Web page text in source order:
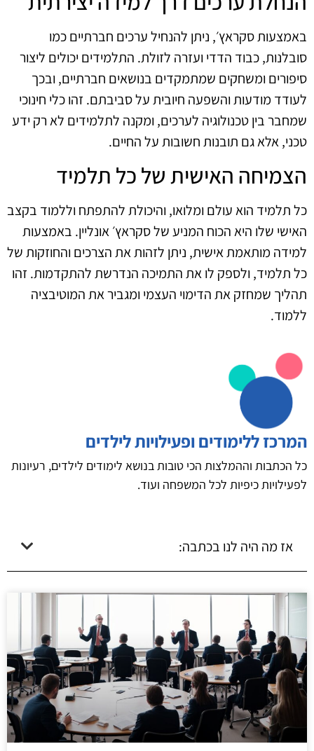
באמצעות סקראץ׳, ניתן להנחיל ערכים חברתיים כמו
סובלנות, כבוד הדדי ועזרה לזולת. התלמידים יכולים ליצור
סיפורים ומשחקים שמתמקדים בנושאים חברתיים, ובכך
לעודד מודעות והשפעה חיובית על סביבתם. זהו כלי חינוכי
שמחבר בין טכנולוגיה לערכים, ומקנה לתלמידים לא רק ידע
טכני, אלא גם תובנות חשובות על החיים.
הצמיחה האישית של כל תלמיד
כל תלמיד הוא עולם ומלואו, והיכולת להתפתח וללמוד בקצב
האישי שלו היא הכוח המניע של סקראץ׳ אונליין. באמצעות
למידה מותאמת אישית, ניתן לזהות את הצרכים והחוזקות של
כל תלמיד, ולספק לו את התמיכה הנדרשת להתקדמות. זהו
תהליך שמחזק את הדימוי העצמי ומגביר את המוטיבציה
ללמוד.
המרכז ללימודים ופעילויות לילדים
כל הכתבות וההמלצות הכי טובות בנושא לימודים לילדים, רעיונות
לפעילויות כיפיות לכל המשפחה ועוד.
אז מה היה לנו בכתבה: